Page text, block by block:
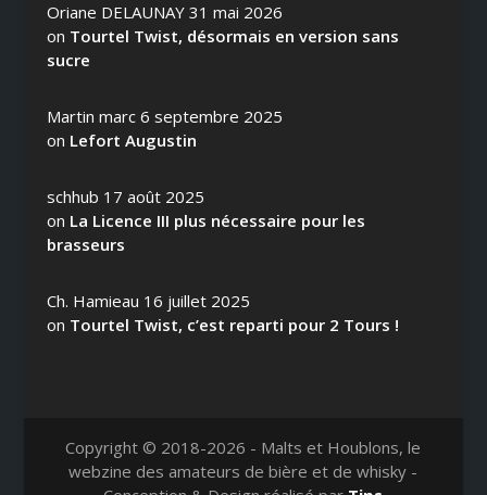
Oriane DELAUNAY 31 mai 2026
on Tourtel Twist, désormais en version sans
sucre
Martin marc 6 septembre 2025
on Lefort Augustin
schhub 17 août 2025
on La Licence III plus nécessaire pour les
brasseurs
Ch. Hamieau 16 juillet 2025
on Tourtel Twist, c’est reparti pour 2 Tours !
Copyright © 2018-2026 - Malts et Houblons, le
webzine des amateurs de bière et de whisky -